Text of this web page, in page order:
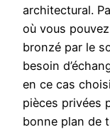
architectural.
où vous
bronzé par le
besoin
en ce cas
pièces privées
bonne plan de